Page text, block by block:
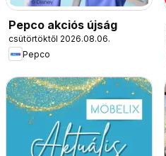
Pepco akciós újság
csütörtöktől 2026.08.06.
Pepco